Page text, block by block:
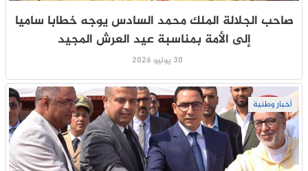
صاحب الجلالة الملك محمد السادس يوجه خطابا ساميا
إلى الأمة بمناسبة عيد العرش المجيد
30 يوليو 2026
أخبار وطنية